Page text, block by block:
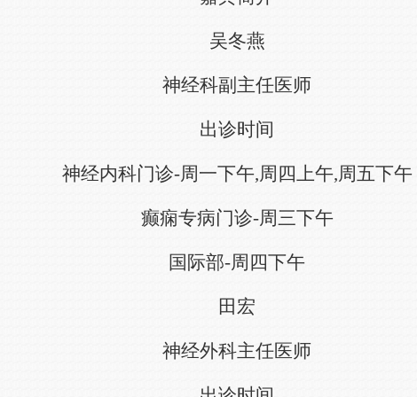
吴冬燕
神经科副主任医师
出诊时间
神经内科门诊-周一下午,周四上午,周五下午
癫痫专病门诊-周三下午
国际部-周四下午
田宏
神经外科主任医师